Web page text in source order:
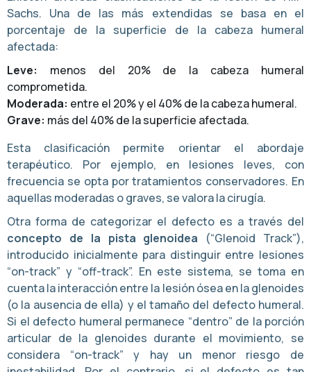
Sachs. Una de las más extendidas se basa en el
porcentaje de la superficie de la cabeza humeral
afectada:
Leve: menos del 20% de la cabeza humeral
comprometida.
Moderada: entre el 20% y el 40% de la cabeza humeral.
Grave: más del 40% de la superficie afectada.
Esta clasificación permite orientar el abordaje
terapéutico. Por ejemplo, en lesiones leves, con
frecuencia se opta por tratamientos conservadores. En
aquellas moderadas o graves, se valora la cirugía.
Otra forma de categorizar el defecto es a través del
concepto de la pista glenoidea (“Glenoid Track”),
introducido inicialmente para distinguir entre lesiones
“on-track” y “off-track”. En este sistema, se toma en
cuenta la interacción entre la lesión ósea en la glenoides
(o la ausencia de ella) y el tamaño del defecto humeral.
Si el defecto humeral permanece “dentro” de la porción
articular de la glenoides durante el movimiento, se
considera “on-track” y hay un menor riesgo de